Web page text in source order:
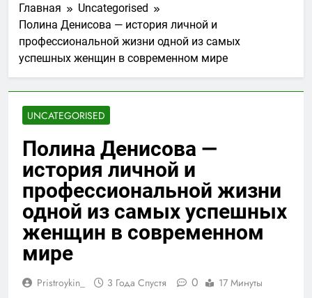
Главная
Uncategorised
Полина Денисова — история личной и
профессиональной жизни одной из самых
успешных женщин в современном мире
UNCATEGORISED
Полина Денисова —
история личной и
профессиональной жизни
одной из самых успешных
женщин в современном
мире
Pristroykin_ 3 Года Спустя 0 17 Минуты